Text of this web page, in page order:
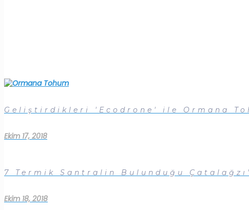
Geliştirdikleri 'Ecodrone' ile Ormana
Ekim 17, 2018
7 Termik Santralin Bulunduğu
Ekim 18, 2018